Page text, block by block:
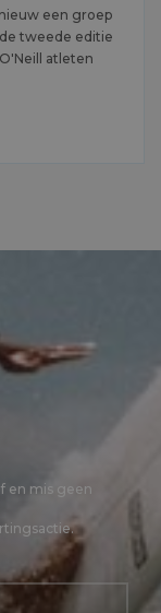
een groep
tweede editie
atleten
en mis geen